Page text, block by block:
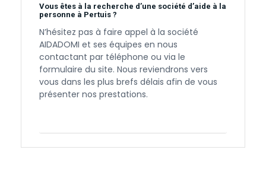
Vous êtes à la recherche d’une société d’aide à la
personne à Pertuis ?
N’hésitez pas à faire appel à la société
AIDADOMI et ses équipes en nous
contactant par téléphone ou via le
formulaire du site. Nous reviendrons vers
vous dans les plus brefs délais afin de vous
présenter nos prestations.